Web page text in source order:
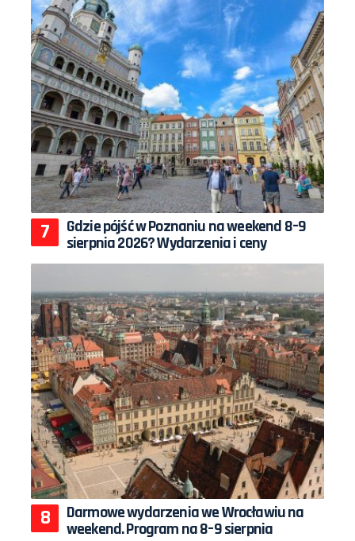
Gdzie pójść w Poznaniu na weekend 8–9
sierpnia 2026? Wydarzenia i ceny
Darmowe wydarzenia we Wrocławiu na
weekend. Program na 8–9 sierpnia